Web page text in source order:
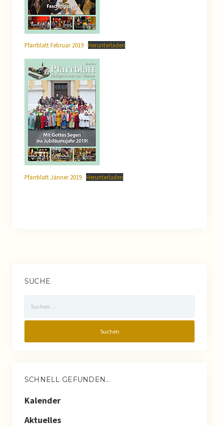
Das Team des Pfarrkindergartens
Aktuelles aus dem Kindergarten
Geschichte des Pfarrkingergartens
Konzeption des Pfarrkindergartens
Katholische Jugend
Katholische Jungschar
Ministranten
Pfarrblatt Februar 2019 Herunterladen
Pfarrblatt Jänner 2019 Herunterladen
SUCHE
nach:
SCHNELL GEFUNDEN…
Kalender
Aktuelles